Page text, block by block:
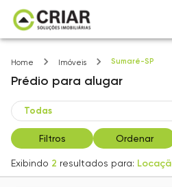
Home Imóveis Sumaré-SP
Prédio para alugar
Filtros Ordenar
Exibindo 2 resultados para: